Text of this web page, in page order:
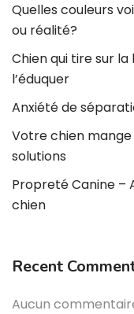
Quelles couleurs
ou réalité?
Chien qui tire sur
l’éduquer
Anxiété de
Votre chien mange
solutions
Propreté Canine –
chien
Recent
Aucun